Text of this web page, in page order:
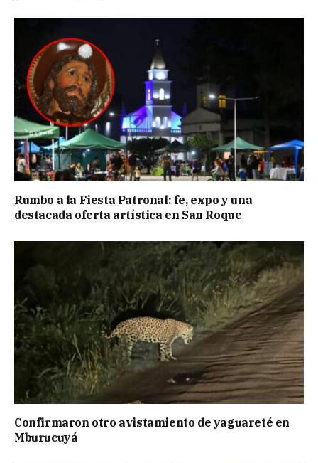
Rumbo a la Fiesta Patronal: fe, expo y una
destacada oferta artística en San Roque
Confirmaron otro avistamiento de yaguareté en
Mburucuyá